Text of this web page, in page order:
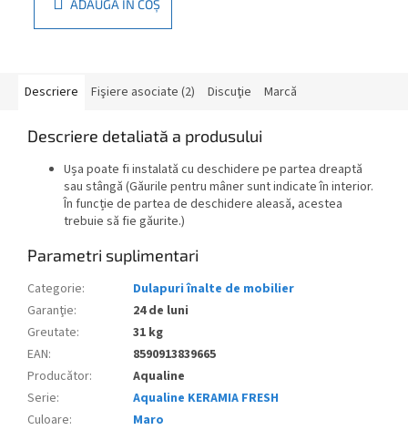
ADAUGĂ ÎN COŞ
Descriere Fişiere asociate (2) Discuţie Marcă
Descriere detaliată a produsului
Ușa poate fi instalată cu deschidere pe partea dreaptă
sau stângă (Găurile pentru mâner sunt indicate în interior.
În funcție de partea de deschidere aleasă, acestea
trebuie să fie găurite.)
Parametri suplimentari
Categorie:
Dulapuri înalte de mobilier
Garanţie:
24 de luni
Greutate:
31 kg
EAN:
8590913839665
Producător:
Aqualine
Serie:
Aqualine KERAMIA FRESH
Culoare:
Maro